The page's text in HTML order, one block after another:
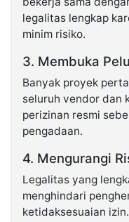
legalitas lengkap
minim risiko.
3. Membuka
Banyak proyek
seluruh vendor dan
perizinan resmi
pengadaan.
4. Mengurangi
Legalitas yang
menghindari
ketidaksesuaian izin.